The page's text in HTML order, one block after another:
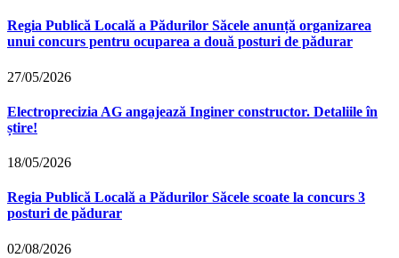
Regia Publică Locală a Pădurilor Săcele anunță organizarea
unui concurs pentru ocuparea a două posturi de pădurar
27/05/2026
Electroprecizia AG angajează Inginer constructor. Detaliile în
știre!
18/05/2026
Regia Publică Locală a Pădurilor Săcele scoate la concurs 3
posturi de pădurar
02/08/2026